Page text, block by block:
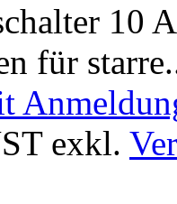
10
für
exkl.